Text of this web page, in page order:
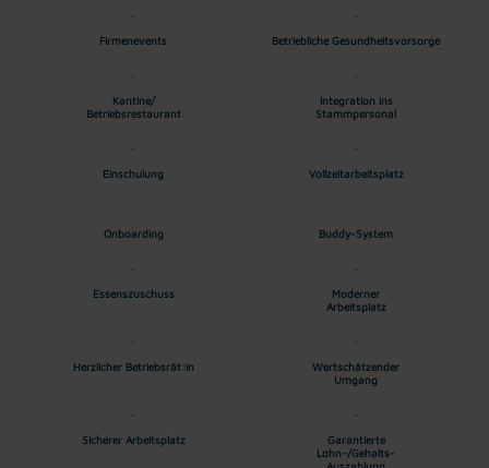
Firmenevents Betriebliche Gesundheitsvorsorge
Kantine/
Betriebsrestaurant
Integration ins
Stammpersonal
Einschulung Vollzeitarbeitsplatz
Onboarding Buddy-System
Essenszuschuss
Moderner
Arbeitsplatz
Herzlicher Betriebsrät:in
Wertschätzender
Umgang
Sicherer Arbeitsplatz
Garantierte
Lohn-/Gehalts-